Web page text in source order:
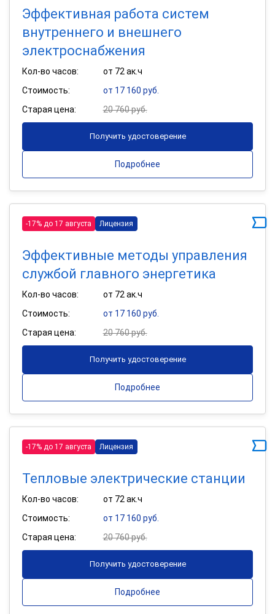
Эффективная работа систем
внутреннего и внешнего
электроснабжения
Кол-во часов:
от 72 ак.ч
Стоимость:
от 17 160 руб.
Старая цена:
20 760 руб.
Получить удостоверение
Подробнее
-17% до 17 августа Лицензия
Эффективные методы управления
службой главного энергетика
Кол-во часов:
от 72 ак.ч
Стоимость:
от 17 160 руб.
Старая цена:
20 760 руб.
Получить удостоверение
Подробнее
-17% до 17 августа Лицензия
Тепловые электрические станции
Кол-во часов:
от 72 ак.ч
Стоимость:
от 17 160 руб.
Старая цена:
20 760 руб.
Получить удостоверение
Подробнее